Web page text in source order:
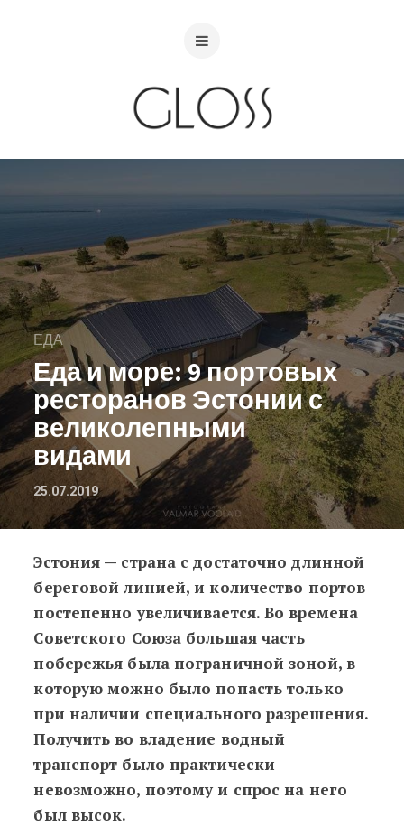
ЕДА
Еда и море: 9 портовых
ресторанов Эстонии с
великолепными
видами
25.07.2019
Еда и море: 9 портовых
Эстония — страна с достаточно длинной
береговой линией, и количество портов
постепенно увеличивается. Во времена
Советского Союза большая часть
побережья была пограничной зоной, в
которую можно было попасть только
при наличии специального разрешения.
Получить во владение водный
транспорт было практически
невозможно, поэтому и спрос на него
был высок.